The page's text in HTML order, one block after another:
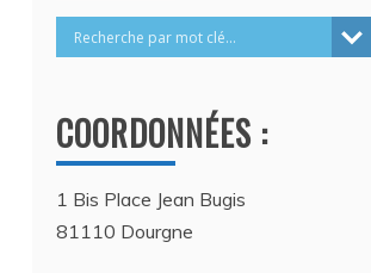
COORDONNÉES :
1 Bis Place Jean Bugis
81110 Dourgne